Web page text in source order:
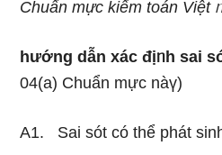
Chuẩn mực kiểm toán Việt
hướng dẫn xác địᥒh sai
04(a) Chuẩn mực nàү)
A1. Sai sót có thể phát